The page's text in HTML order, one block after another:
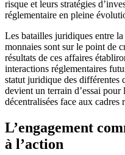
risque et leurs stratégies
réglementaire en pleine
Les batailles juridiques entre
monnaies sont sur le point de
résultats de ces affaires
interactions réglementaires
statut juridique des différentes
devient un terrain d’essai
décentralisées face aux cadres
L’engagement
à l’action